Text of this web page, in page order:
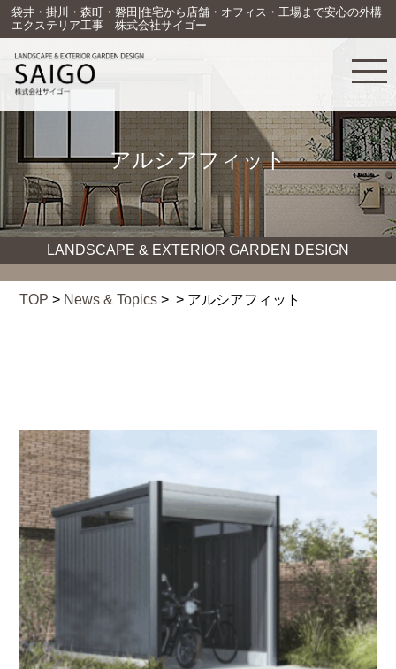
袋井・掛川・森町・磐田|住宅から店舗・オフィス・工場まで安心の外構
エクステリア工事 株式会社サイゴー
アルシアフィット
LANDSCAPE & EXTERIOR GARDEN DESIGN
TOP > News & Topics > > アルシアフィット